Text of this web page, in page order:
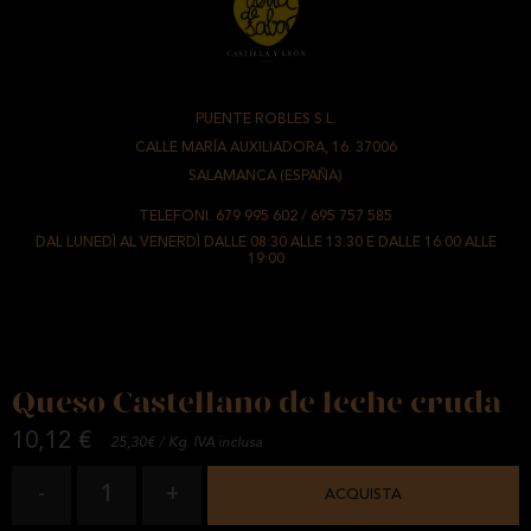
Queso Castellano de leche cruda
10,12 € 25,30€ / Kg. IVA inclusa
1
- + ACQUISTA
PUENTE ROBLES S.L.
CALLE MARÍA AUXILIADORA, 16. 37006
SALAMANCA (ESPAÑA)
TELEFONI. 679 995 602 / 695 757 585
DAL LUNEDÌ AL VENERDÌ DALLE 08:30 ALLE 13:30 E DALLE 16:00 ALLE
19:00